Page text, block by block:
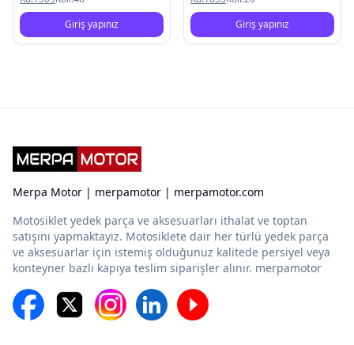
Giriş yapınız
Giriş yapınız
Merpa Motor | merpamotor | merpamotor.com
Motosiklet yedek parça ve aksesuarları ithalat ve toptan
satışını yapmaktayız. Motosiklete dair her türlü yedek parça
ve aksesuarlar için istemiş olduğunuz kalitede persiyel veya
konteyner bazlı kapıya teslim siparişler alınır. merpamotor